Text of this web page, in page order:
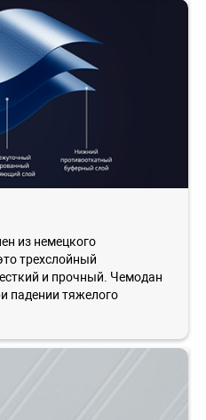
из немецкого
трехслойный
и прочный. Чемодан
падении тяжелого